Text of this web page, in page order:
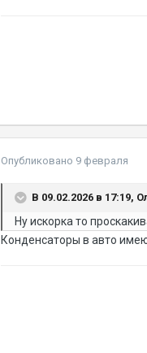
Опубликовано 9 февраля
В 09.02.2026 в 17:19,
Ну искорка то
Конденсаторы в авто